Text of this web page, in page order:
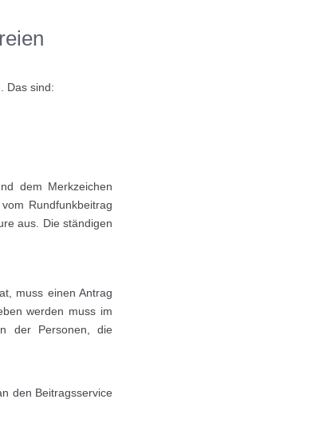
Das sind:
dem Merkzeichen
Rundfunkbeitrag
aus. Die ständigen
muss einen Antrag
werden muss im
der Personen, die
den Beitragsservice